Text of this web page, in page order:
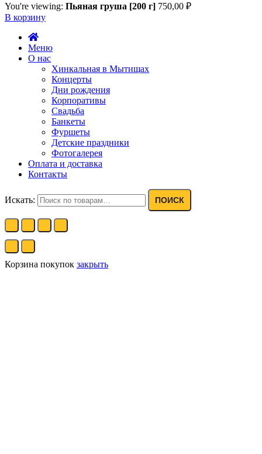
You're viewing: Пьяная груша [200 г] 750,00 ₽
В корзину
Меню
О нас
Хинкальная в Мытищах
Концерты
Дни рождения
Корпоративы
Свадьба
Банкеты
Фуршеты
Детские праздники
Фотогалерея
Оплата и доставка
Контакты
Искать: ПОИСК
Корзина покупок закрыть